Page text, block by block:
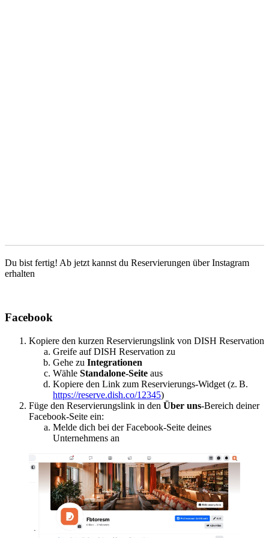
Du bist fertig! Ab jetzt kannst du Reservierungen über Instagram
erhalten
Facebook
Kopiere den kurzen Reservierungslink von DISH Reservation
Greife auf DISH Reservation zu
Gehe zu Integrationen
Wähle Standalone-Seite aus
Kopiere den Link zum Reservierungs-Widget (z. B.
https://reserve.dish.co/12345)
Füge den Reservierungslink in den Über uns-Bereich deiner
Facebook-Seite ein:
Melde dich bei der Facebook-Seite deines
Unternehmens an